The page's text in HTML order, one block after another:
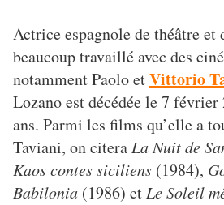
Actrice espagnole de théâtre et
beaucoup travaillé avec des
notamment Paolo etVittorio
Lozano est décédée le 7 février
ans. Parmi les films qu’elle a
Taviani, on citera La Nuit de
Kaos contes siciliens (1984),
Babilonia (1986) et Le Soleil